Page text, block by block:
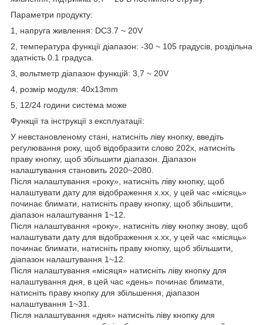
Параметри продукту:
1, напруга живлення: DC3.7 ~ 20V
2, температура функції діапазон: -30 ~ 105 градусів, роздільна
здатність 0.1 градуса.
3, вольтметр діапазон функцій: 3,7 ~ 20V
4, розмір модуля: 40x13mm
5, 12/24 години система може
Функції та інструкції з експлуатації:
У невстановленому стані, натисніть ліву кнопку, введіть
регулювання року, щоб відобразити слово 202x, натисніть
праву кнопку, щоб збільшити діапазон. Діапазон
налаштування становить 2020~2080.
Після налаштування «року», натисніть ліву кнопку, щоб
налаштувати дату для відображення x.xx, у цей час «місяць»
починає блимати, натисніть праву кнопку, щоб збільшити,
діапазон налаштування 1~12.
Після налаштування «року», натисніть ліву кнопку знову, щоб
налаштувати дату для відображення x.xx, у цей час «місяць»
починає блимати, натисніть праву кнопку, щоб збільшити,
діапазон налаштування 1~12.
Після налаштування «місяця» натисніть ліву кнопку для
налаштування дня, в цей час «день» починає блимати,
натисніть праву кнопку для збільшення, діапазон
налаштування 1~31.
Після налаштування «дня» натисніть ліву кнопку для